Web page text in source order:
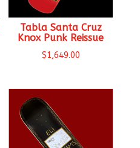
Tabla Santa Cruz
Knox Punk Reissue
$1,649.00